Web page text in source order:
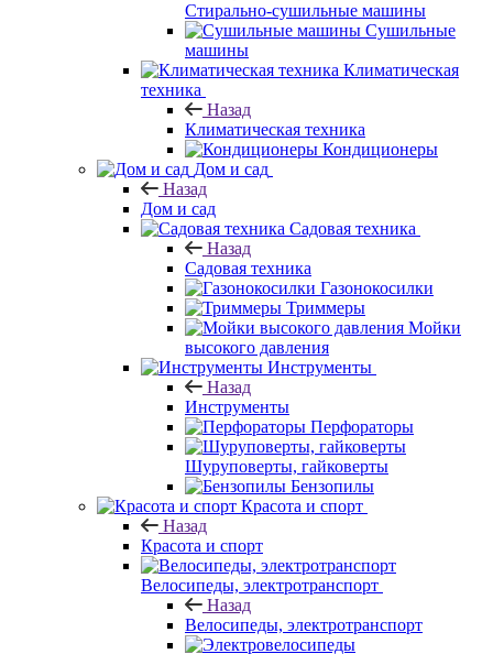
Стирально-сушильные машины
Сушильные
машины
Климатическая
техника
Назад
Климатическая техника
Кондиционеры
Дом и сад
Назад
Дом и сад
Садовая техника
Назад
Садовая техника
Газонокосилки
Триммеры
Мойки
высокого давления
Инструменты
Назад
Инструменты
Перфораторы
Шуруповерты, гайковерты
Бензопилы
Красота и спорт
Назад
Красота и спорт
Велосипеды, электротранспорт
Назад
Велосипеды, электротранспорт